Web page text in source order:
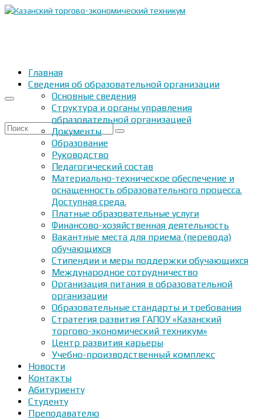
Искать:
Главная
Сведения об образовательной организации
Основные сведения
Структура и органы управления
образовательной организацией
Документы
Образование
Руководство
Педагогический состав
Материально-техническое обеспечение и
оснащенность образовательного процесса.
Доступная среда.
Платные образовательные услуги
Финансово-хозяйственная деятельность
Вакантные места для приема (перевода)
обучающихся
Стипендии и меры поддержки обучающихся
Международное сотрудничество
Организация питания в образовательной
организации
Образовательные стандарты и требования
Стратегия развития ГАПОУ «Казанский
торгово-экономический техникум»
Центр развития карьеры
Учебно-производственный комплекс
Новости
Контакты
Абитуриенту
Студенту
Преподавателю